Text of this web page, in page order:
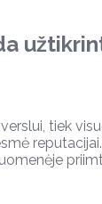
tiek